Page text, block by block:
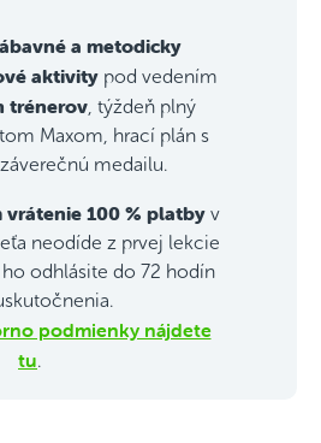
a metodicky
aktivitypod vedením
trénerov, týždeň plný
Maxom, hrací plán s
medailu.
vrátenie 100 % platby v
neodíde z prvej lekcie
ho odhlásite do 72 hodín
podmienky nájdete
tu.